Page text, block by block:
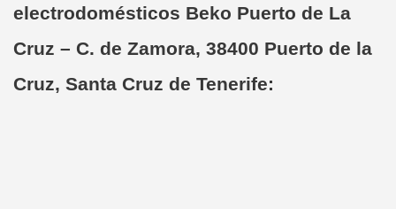
electrodomésticos Beko Puerto de La
Cruz – C. de Zamora, 38400 Puerto de la
Cruz, Santa Cruz de Tenerife: